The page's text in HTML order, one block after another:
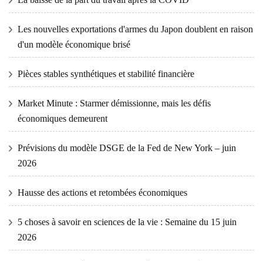
Les nouvelles exportations d'armes du Japon doublent en raison
d'un modèle économique brisé
Pièces stables synthétiques et stabilité financière
Market Minute : Starmer démissionne, mais les défis
économiques demeurent
Prévisions du modèle DSGE de la Fed de New York – juin
2026
Hausse des actions et retombées économiques
5 choses à savoir en sciences de la vie : Semaine du 15 juin
2026